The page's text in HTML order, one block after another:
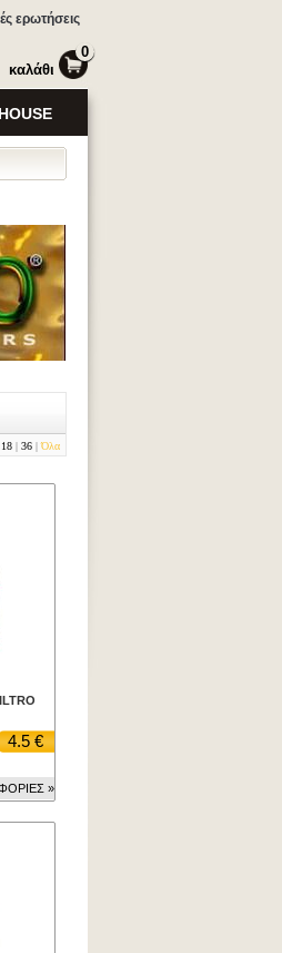
ερωτήσεις
καλάθι
0
18| 36|Όλα
4.5 €
»